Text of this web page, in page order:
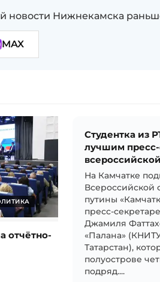
новости Нижнекамска
MAX
отчётно-
Студентка из
лучшим
На Камчатке
Всероссийской
путины
пресс-
Джамиля
«Палана»
Татарстан),
полуострове
подряд....